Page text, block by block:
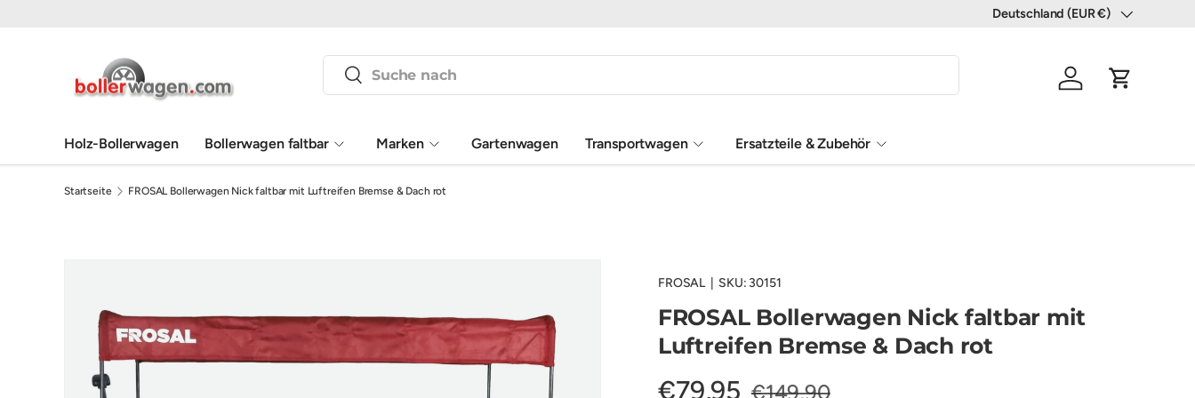
Land/Region
Deutschland (EUR €)
Suchen
Suchen
Einloggen
Holz-Bollerwagen Bollerwagen faltbar Marken Gartenwagen Transportwagen Ersatzteile & Zubehör
Startseite FROSAL Bollerwagen Nick faltbar mit Luftreifen Bremse & Dach rot
FROSAL| SKU: 30151
FROSAL Bollerwagen Nick faltbar mit
Luftreifen Bremse & Dach rot
€79,95 €149,90